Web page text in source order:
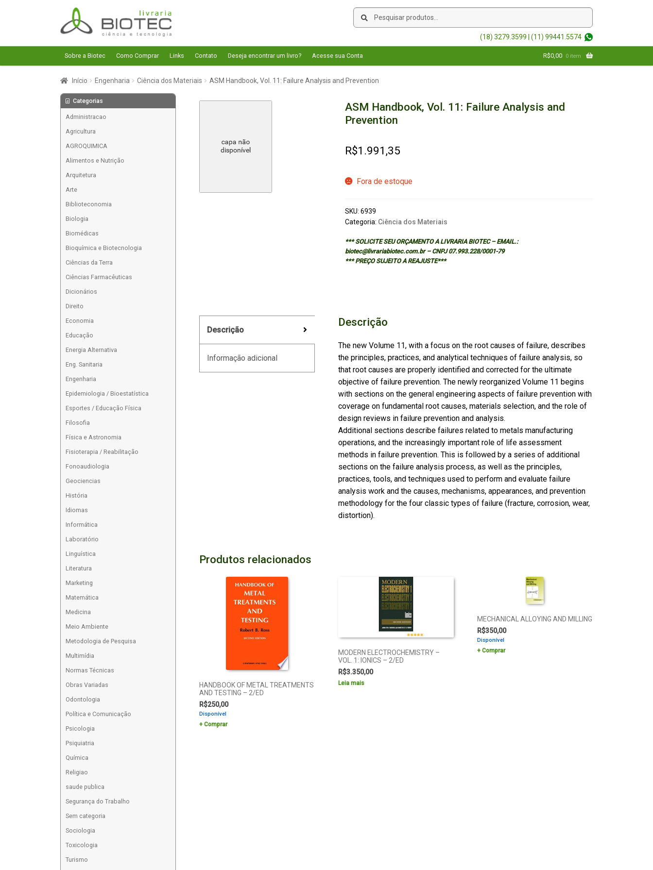
Pular
para
navegação
Pular
para
o
conteúdo
Pesquisar
Pesquisar
(18) 3279.3599 | (11) 99441.5574
Sobre a Biotec Como Comprar Links Contato Deseja encontrar um livro? Acesse sua Conta R$0,00 0 item
Início Engenharia Ciência dos Materiais ASM Handbook, Vol. 11: Failure Analysis and Prevention
ASM Handbook, Vol. 11: Failure Analysis and
Prevention
R$1.991,35
Fora de estoque
SKU: 6939
Categoria: Ciência dos Materiais
*** SOLICITE SEU ORÇAMENTO A LIVRARIA BIOTEC – EMAIL.:
biotec@livrariabiotec.com.br – CNPJ 07.993.228/0001-79
*** PREÇO SUJEITO A REAJUSTE***
Descrição
Informação adicional
Descrição
The new Volume 11, with a focus on the root causes of failure, describes
the principles, practices, and analytical techniques of failure analysis, so
that root causes are properly identified and corrected for the ultimate
objective of failure prevention. The newly reorganized Volume 11 begins
with sections on the general engineering aspects of failure prevention with
coverage on fundamental root causes, materials selection, and the role of
design reviews in failure prevention and analysis.
Additional sections describe failures related to metals manufacturing
operations, and the increasingly important role of life assessment
methods in failure prevention. This is followed by a series of additional
sections on the failure analysis process, as well as the principles,
practices, tools, and techniques used to perform and evaluate failure
analysis work and the causes, mechanisms, appearances, and prevention
methodology for the four classic types of failure (fracture, corrosion, wear,
distortion).
Produtos relacionados
HANDBOOK OF METAL TREATMENTS
AND TESTING – 2/ED
R$250,00
Disponível
Comprar
MODERN ELECTROCHEMISTRY –
VOL. 1: IONICS – 2/ED
R$3.350,00
Leia mais
MECHANICAL ALLOYING AND MILLING
R$350,00
Disponível
Comprar
Categorias
Administracao
Agricultura
AGROQUIMICA
Alimentos e Nutrição
Arquitetura
Arte
Biblioteconomia
Biologia
Biomédicas
Bioquímica e Biotecnologia
Ciências da Terra
Ciências Farmacêuticas
Dicionários
Direito
Economia
Educação
Energia Alternativa
Eng. Sanitaria
Engenharia
Epidemiologia / Bioestatística
Esportes / Educação Física
Filosofia
Física e Astronomia
Fisioterapia / Reabilitação
Fonoaudiologia
Geociencias
História
Idiomas
Informática
Laboratório
Linguística
Literatura
Marketing
Matemática
Medicina
Meio Ambiente
Metodologia de Pesquisa
Multimídia
Normas Técnicas
Obras Variadas
Odontologia
Política e Comunicação
Psicologia
Psiquiatria
Química
Religiao
saude publica
Segurança do Trabalho
Sem categoria
Sociologia
Toxicologia
Turismo